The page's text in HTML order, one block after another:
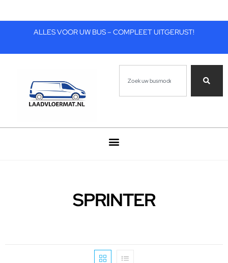
ALLES VOOR UW BUS – COMPLEET UITGERUST!
SPRINTER